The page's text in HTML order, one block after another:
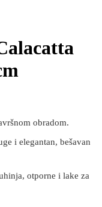
obradom.
i elegantan, bešavan
otporne i lake za